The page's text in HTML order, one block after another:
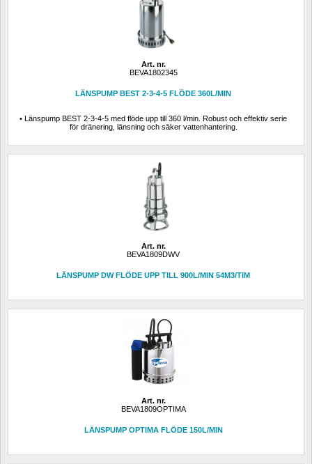
Art. nr.
BEVA1802345
LÄNSPUMP BEST 2-3-4-5 FLÖDE 360L/MIN
• Länspump BEST 2-3-4-5 med flöde upp till 360 l/min. Robust och effektiv serie
för dränering, länsning och säker vattenhantering.
Art. nr.
BEVA1809DWV
LÄNSPUMP DW FLÖDE UPP TILL 900L/MIN 54M3/TIM
Art. nr.
BEVA1809OPTIMA
LÄNSPUMP OPTIMA FLÖDE 150L/MIN